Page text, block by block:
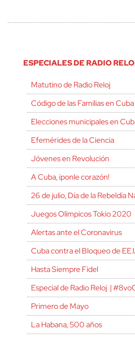
ESPECIALES DE RADIO
Matutino de Radio Reloj
Código de las Familias en Cuba
Elecciones municipales en
Efemérides de la Ciencia
Jóvenes en Revolución
A Cuba, ¡ponle corazón!
26 de julio, Día de la Rebeldía
Juegos Olímpicos Tokio 2020
Alertas ante el Coronavirus
Cuba contra el Bloqueo de
Hasta Siempre Fidel
Especial de Radio Reloj |
Primero de Mayo
La Habana, 500 años